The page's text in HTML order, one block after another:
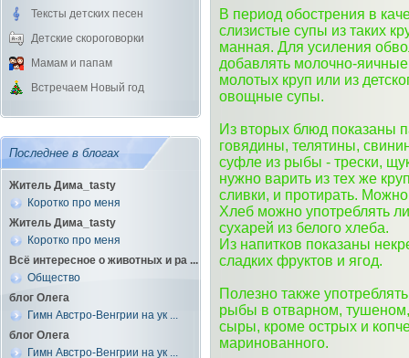
Тексты детских песен
Детские скороговорки
Мамам и папам
Встречаем Новый год
Последнее в блогах
Житель Дима_tasty
Коротко про меня
Житель Дима_tasty
Коротко про меня
Всё интересное о животных и ра ...
Общество
блог Олега
Гимн Австро-Венгрии на ук ...
блог Олега
Гимн Австро-Венгрии на ук ...
В период обострения в
слизистые супы из таких
манная. Для усиления
добавлять молочно-
молотых круп или из
овощные супы.
Из вторых блюд показаны
говядины, телятины,
суфле из рыбы - трески,
нужно варить из тех же
сливки, и протирать.
Хлеб можно употреблять
сухарей из белого хлеба.
Из напитков показаны
сладких фруктов и ягод.
Полезно также
рыбы в отварном,
сыры, кроме острых и
маринованного.